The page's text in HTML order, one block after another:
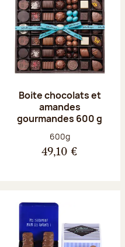
Boite chocolats et
amandes
gourmandes 600 g
Poids net :
600g
49,10 €